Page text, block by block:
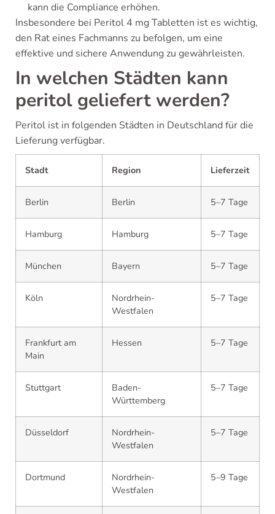
kann die Compliance erhöhen.
Insbesondere bei Peritol 4 mg Tabletten ist es wichtig,
den Rat eines Fachmanns zu befolgen, um eine
effektive und sichere Anwendung zu gewährleisten.
In welchen Städten kann
peritol geliefert werden?
Peritol ist in folgenden Städten in Deutschland für die
Lieferung verfügbar.
Stadt Region Lieferzeit
Berlin Berlin 5–7 Tage
Hamburg Hamburg 5–7 Tage
München Bayern 5–7 Tage
Köln
Nordrhein-
Westfalen
5–7 Tage
Frankfurt am
Main
Hessen 5–7 Tage
Stuttgart
Baden-
Württemberg
5–7 Tage
Düsseldorf
Nordrhein-
Westfalen
5–7 Tage
Dortmund
Nordrhein-
Westfalen
5–9 Tage